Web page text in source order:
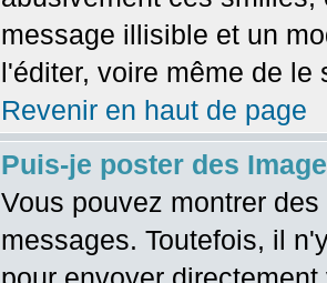
message illisible et un
l'éditer, voire même de le
Revenir en haut de page
Puis-je poster des
Vous pouvez montrer
messages. Toutefois, il